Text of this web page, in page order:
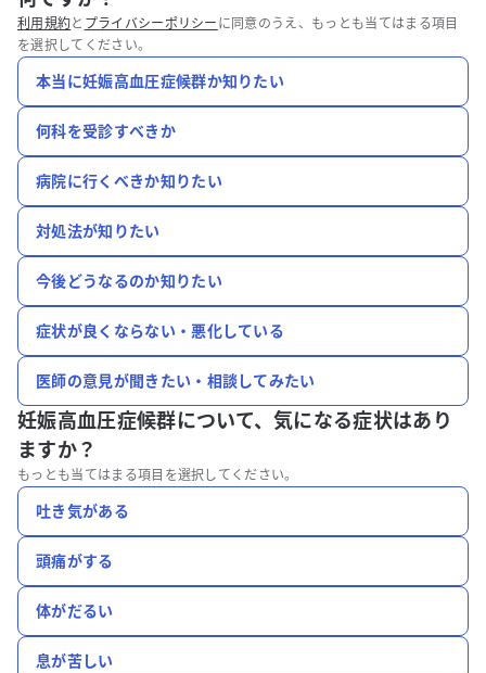
利用規約と プライバシーポリシー に同意のうえ、もっとも当てはまる項目
を選択してください。
本当に妊娠高血圧症候群か知りたい
何科を受診すべきか
病院に行くべきか知りたい
対処法が知りたい
今後どうなるのか知りたい
症状が良くならない・悪化している
医師の意見が聞きたい・相談してみたい
妊娠高血圧症候群について、気になる症状はあり
ますか？
もっとも当てはまる項目を選択してください。
吐き気がある
頭痛がする
体がだるい
息が苦しい